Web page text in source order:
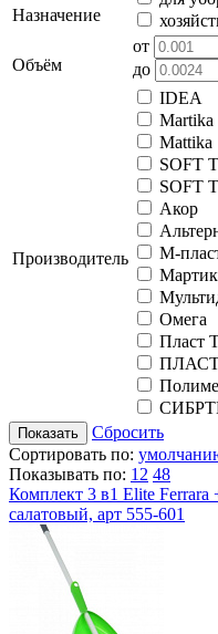
Назначение
Объём
от
до
Производитель
IDEA
Martika
Mattika
SOFT
SOFT
Акор
М-
Омега
Пласт
Показать
Сбросить
Сортировать по:
Показывать по: 12 48
Комплект 3 в1 Elite Ferrara
салатовый, арт 555-601